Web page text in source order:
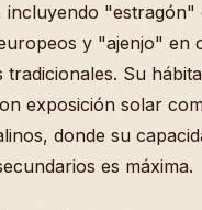
incluyendo "estragón"
y "ajenjo" en
tradicionales. Su
exposición solar
donde su
es máxima.